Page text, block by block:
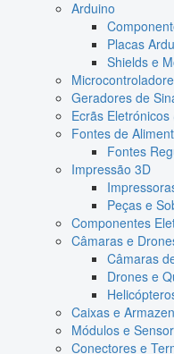
Arduino
Placas
Shields e
Geradores de
Ecrãs Eletrónicos
Fontes de
Fontes
Impressão 3D
Peças e
Componentes
Câmaras e
Câmaras
Drones e
Caixas e
Módulos e
Conectores e